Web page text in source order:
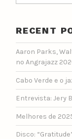
RECENT
Aaron Parks,
no Angrajazz
Cabo Verde e o
Entrevista: Jery
Melhores de
Disco: